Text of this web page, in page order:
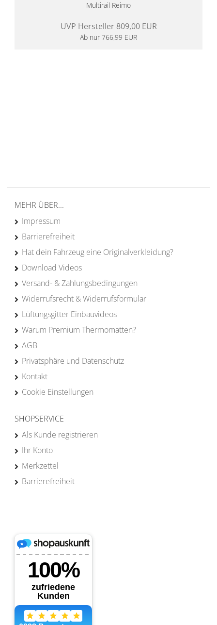
Multirail Reimo
UVP Hersteller 809,00 EUR
Ab nur 766,99 EUR
MEHR ÜBER...
Impressum
Barrierefreiheit
Hat dein Fahrzeug eine Originalverkleidung?
Download Videos
Versand- & Zahlungsbedingungen
Widerrufsrecht & Widerrufsformular
Lüftungsgitter Einbauvideos
Warum Premium Thermomatten?
AGB
Privatsphäre und Datenschutz
Kontakt
Cookie Einstellungen
SHOPSERVICE
Als Kunde registrieren
Ihr Konto
Merkzettel
Barrierefreiheit